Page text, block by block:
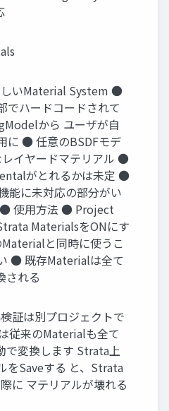
いMaterial System ●
でハードコードされて
から ユーザが自
に ● 任意のBSDFモデ
イヤードマテリアル ●
がとれるかは未定 ●
能に未対応の部分がい
● 使用方法 ● Project
MaterialsをONにす
と同時に使うこ
● 既存Materialは全て
される
証は別プロジェクトで
従来のMaterialも全て
で変換します Strata上
をSaveする と、Strata
に マテリアルが壊れる